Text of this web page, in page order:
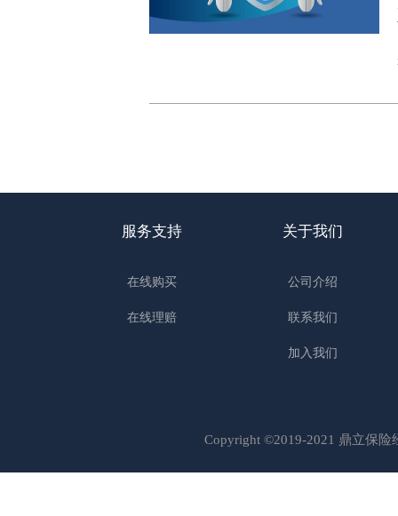
服务支持
在线购买
在线理赔
关于我们
公司介绍
联系我们
加入我们
Copyright ©2019-2021 鼎立保险